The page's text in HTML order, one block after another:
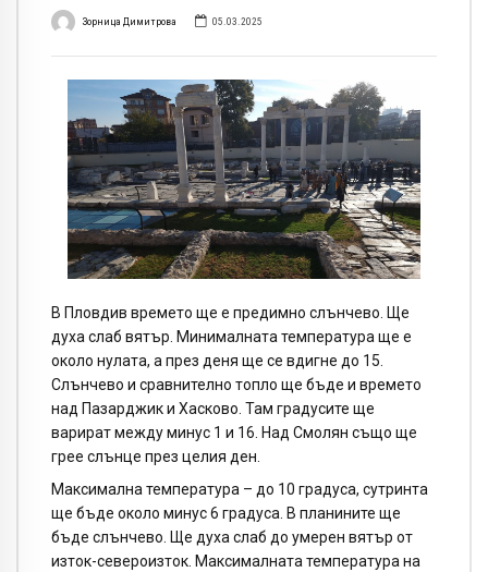
Зорница Димитрова 05.03.2025
В Пловдив времето ще е предимно слънчево. Ще
духа слаб вятър. Минималната температура ще е
около нулата, а през деня ще се вдигне до 15.
Слънчево и сравнително топло ще бъде и времето
над Пазарджик и Хасково. Там градусите ще
варират между минус 1 и 16. Над Смолян също ще
грее слънце през целия ден.
Максимална температура – до 10 градуса, сутринта
ще бъде около минус 6 градуса. В планините ще
бъде слънчево. Ще духа слаб до умерен вятър от
изток-североизток. Максималната температура на